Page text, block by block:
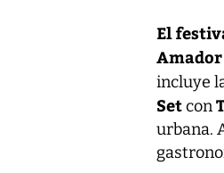
El
Amador
incluye
Setcon
urbana.